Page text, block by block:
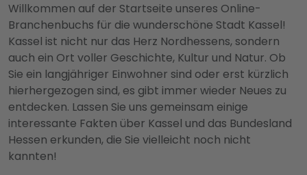
Willkommen auf der Startseite unseres Online-
Branchenbuchs für die wunderschöne Stadt Kassel!
Kassel ist nicht nur das Herz Nordhessens, sondern
auch ein Ort voller Geschichte, Kultur und Natur. Ob
Sie ein langjähriger Einwohner sind oder erst kürzlich
hierhergezogen sind, es gibt immer wieder Neues zu
entdecken. Lassen Sie uns gemeinsam einige
interessante Fakten über Kassel und das Bundesland
Hessen erkunden, die Sie vielleicht noch nicht
kannten!